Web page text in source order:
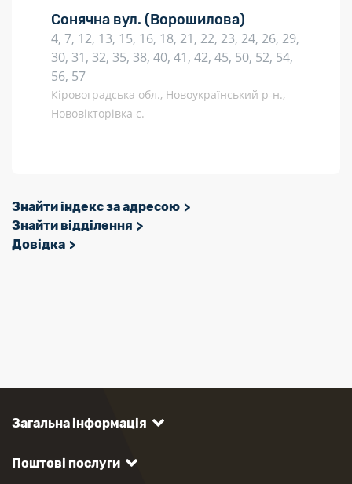
Сонячна вул. (Ворошилова)
4, 7, 12, 13, 15, 16, 18, 21, 22, 23, 24, 26, 29,
30, 31, 32, 35, 38, 40, 41, 42, 45, 50, 52, 54,
56, 57
Кіровоградська обл., Новоукраїнський р-н.,
Нововікторівка с.
Знайти індекс за адресою
Знайти відділення
Довідка
Загальна інформація
Поштові послуги